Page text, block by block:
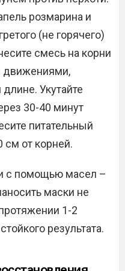
розмарина и
(не горячего)
смесь на корни
движениями,
Укутайте
30-40 минут
питательный
см от корней.
с помощью масел –
маски не
1-2
результата.